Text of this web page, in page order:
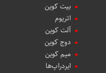
بیت کوین
اتریوم
آلت کوین
دوج کوین
میم کوین‌
ایردراپ‌ها